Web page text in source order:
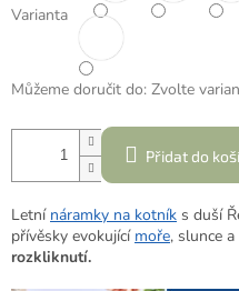
Varianta
Můžeme doručit do: Zvolte
Přidat do
Letní náramky na kotník s duší
přívěsky evokující moře, slunce
rozkliknutí.